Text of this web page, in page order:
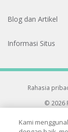
Blog dan Artikel
Informasi Situs
Rahasia
© 2026
33
Kami